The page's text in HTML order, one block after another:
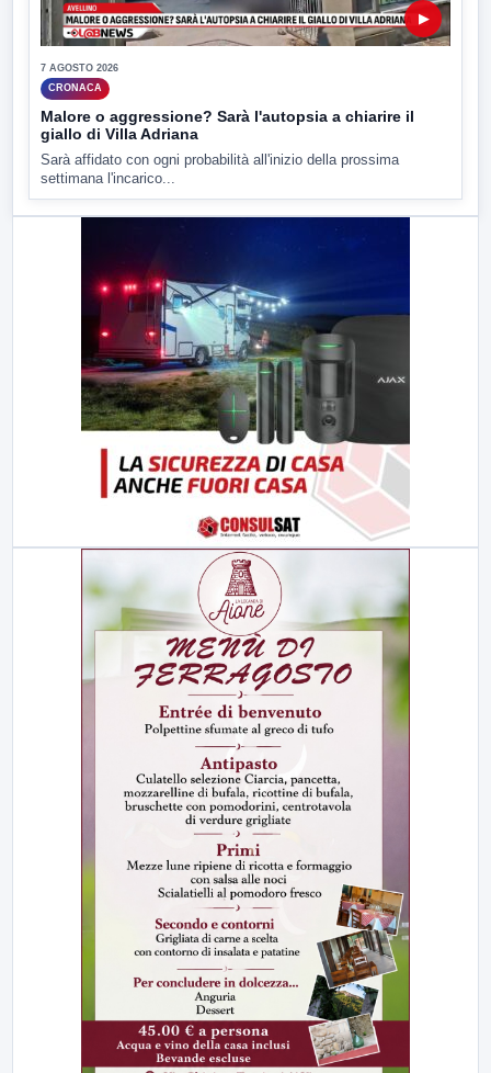
▶
7 AGOSTO 2026
CRONACA
Malore o aggressione? Sarà l'autopsia a chiarire il
giallo di Villa Adriana
Sarà affidato con ogni probabilità all'inizio della prossima
settimana l'incarico...